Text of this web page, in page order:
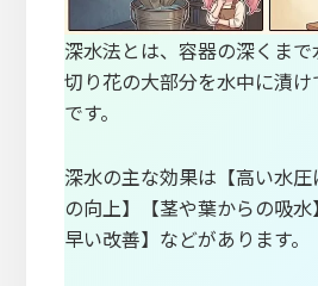
深水法とは、容器の深くまで
切り花の大部分を水中に漬
です。
深水の主な効果は【高い水
の向上】【茎や葉からの吸
早い改善】などがあります。